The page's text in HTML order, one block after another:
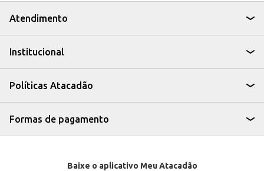
Enxágue abundantemente com água.
Para melhores resultados, utilize a linha completa Neutrox S.O.S.
O Condicionador Neutrox S.O.S oferece praticidade e auxilia na
Atendimento
Institucional
Políticas Atacadão
Formas de pagamento
Baixe o aplicativo Meu Atacadão